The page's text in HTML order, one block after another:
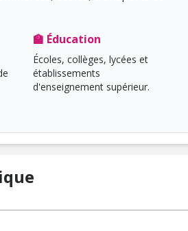
🏫 Éducation
Écoles, collèges, lycées et
établissements
d'enseignement supérieur.